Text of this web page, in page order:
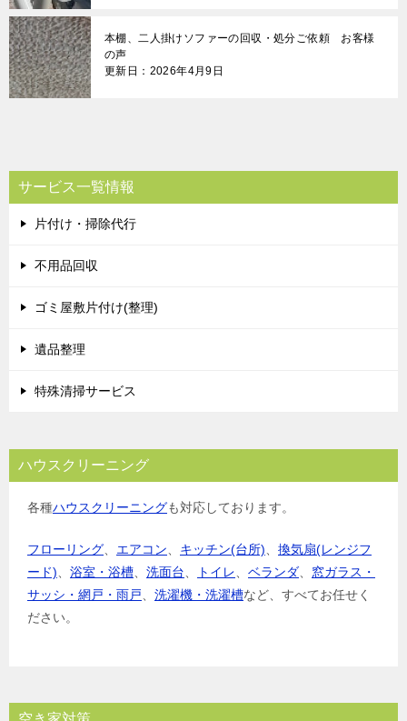
本棚、二人掛けソファーの回収・処分ご依頼 お客様
の声
更新日：2026年4月9日
サービス一覧情報
片付け・掃除代行
不用品回収
ゴミ屋敷片付け(整理)
遺品整理
特殊清掃サービス
ハウスクリーニング
各種ハウスクリーニングも対応しております。
フローリング エアコン キッチン(台所)
換気扇(レンジフ
ード)
浴室・浴槽 洗面台 トイレ ベランダ
窓ガラス・
サッシ・網戸・雨戸
洗濯機・洗濯槽など、すべてお任せく
ださい。